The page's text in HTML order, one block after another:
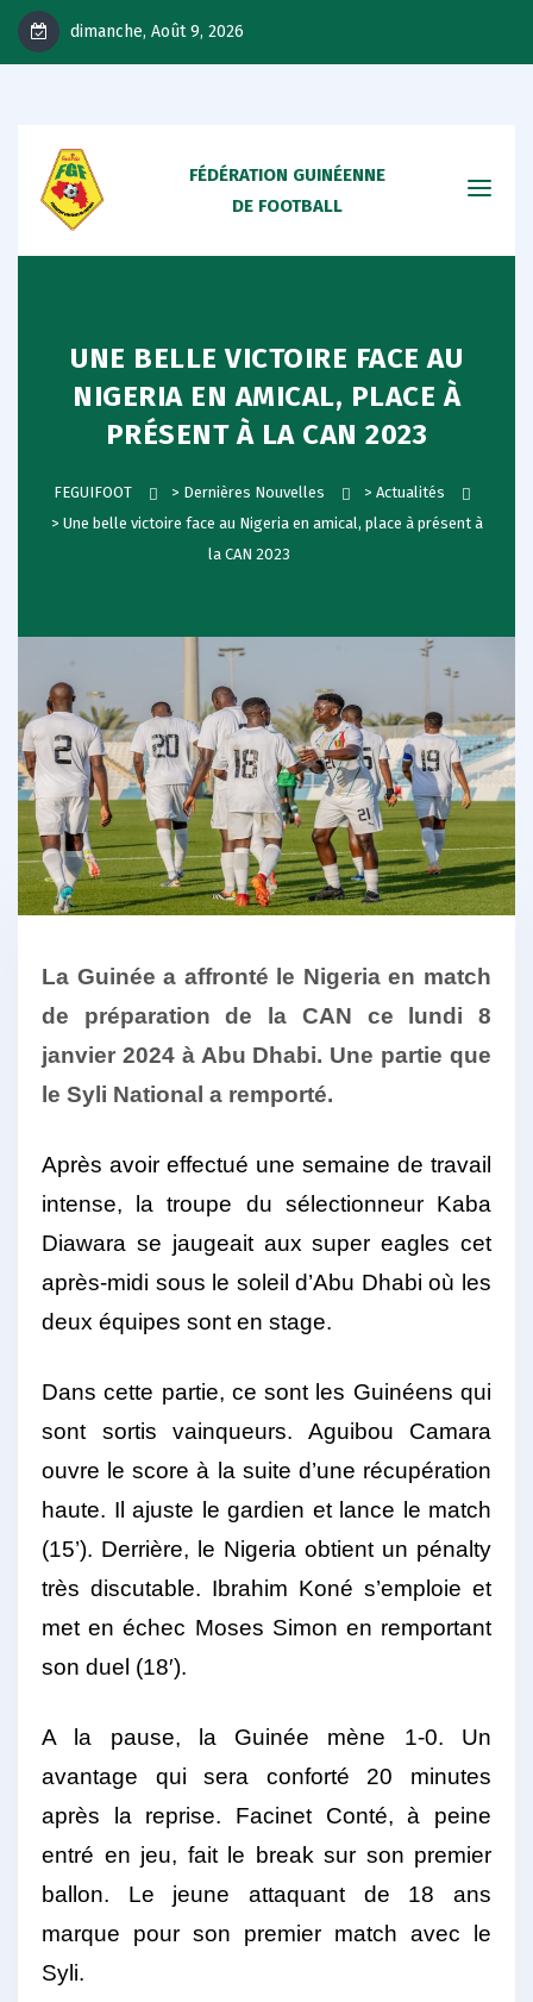
dimanche, Août 9, 2026
FÉDÉRATION GUINÉENNE
DE FOOTBALL
UNE BELLE VICTOIRE FACE AU
NIGERIA EN AMICAL, PLACE À
PRÉSENT À LA CAN 2023
FEGUIFOOT > Dernières Nouvelles > Actualités
> Une belle victoire face au Nigeria en amical, place à présent à
la CAN 2023
La Guinée a affronté le Nigeria en match
de préparation de la CAN ce lundi 8
janvier 2024 à Abu Dhabi. Une partie que
le Syli National a remporté.
Après avoir effectué une semaine de travail
intense, la troupe du sélectionneur Kaba
Diawara se jaugeait aux super eagles cet
après-midi sous le soleil d’Abu Dhabi où les
deux équipes sont en stage.
Dans cette partie, ce sont les Guinéens qui
sont sortis vainqueurs. Aguibou Camara
ouvre le score à la suite d’une récupération
haute. Il ajuste le gardien et lance le match
(15’). Derrière, le Nigeria obtient un pénalty
très discutable. Ibrahim Koné s’emploie et
met en échec Moses Simon en remportant
son duel (18′).
A la pause, la Guinée mène 1-0. Un
avantage qui sera conforté 20 minutes
après la reprise. Facinet Conté, à peine
entré en jeu, fait le break sur son premier
ballon. Le jeune attaquant de 18 ans
marque pour son premier match avec le
Syli.